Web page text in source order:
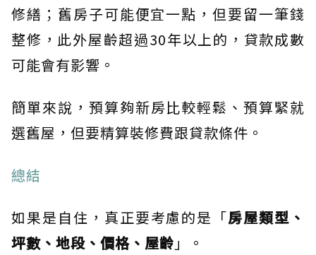
修繕；舊房子可能便宜一點，但要留一筆錢
整修，此外屋齡超過30年以上的，貸款成數
可能會有影響。
簡單來說，預算夠新房比較輕鬆、預算緊就
選舊屋，但要精算裝修費跟貸款條件。
總結
如果是自住，真正要考慮的是「房屋類型、
坪數、地段、價格、屋齡 」。